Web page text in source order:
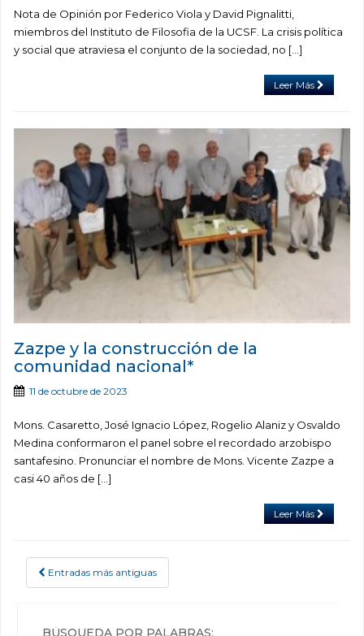
Nota de Opinión por Federico Viola y David Pignalitti,
miembros del Instituto de Filosofia de la UCSF. La crisis política
y social que atraviesa el conjunto de la sociedad, no […]
Leer Más
Zazpe y la construcción de la
comunidad nacional*
11 de octubre de 2023
Mons. Casaretto, José Ignacio López, Rogelio Alaniz y Osvaldo
Medina conformaron el panel sobre el recordado arzobispo
santafesino. Pronunciar el nombre de Mons. Vicente Zazpe a
casi 40 años de […]
Leer Más
POSTS NAVIGATION
Entradas más antiguas
BÚSQUEDA POR PALABRAS: